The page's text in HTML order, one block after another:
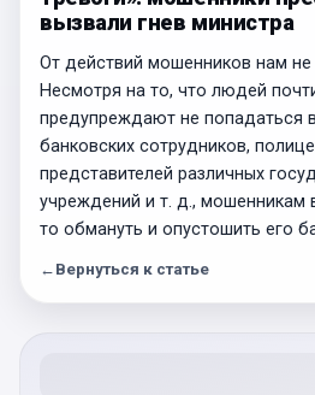
вызвали гнев министра
От действий мошенников нам не
Несмотря на то, что людей
предупреждают не попадаться
банковских сотрудников,
представителей различных
учреждений и т. д., мошенникам
то обмануть и опустошить его
← Вернуться к статье